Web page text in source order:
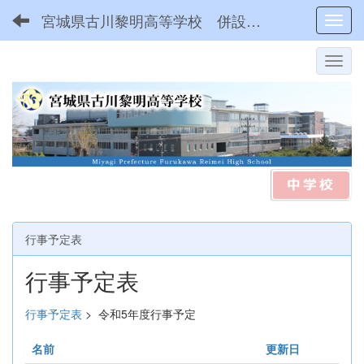
宮城県古川黎明高等学校 併設型中高一貫
行事予定表
行事予定表
行事予定表 > 令和5年度行事予定
名前
更新日